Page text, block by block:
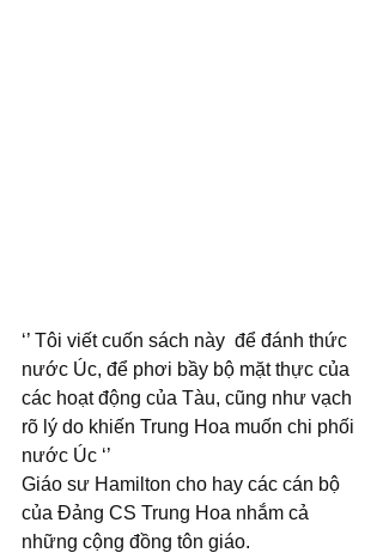
‘’ Tôi viết cuốn sách này  để đánh thức
nước Úc, để phơi bầy bộ mặt thực của
các hoạt động của Tàu, cũng như vạch
rõ lý do khiến Trung Hoa muốn chi phối
nước Úc ‘’
Giáo sư Hamilton cho hay các cán bộ
của Đảng CS Trung Hoa nhắm cả
những cộng đồng tôn giáo.